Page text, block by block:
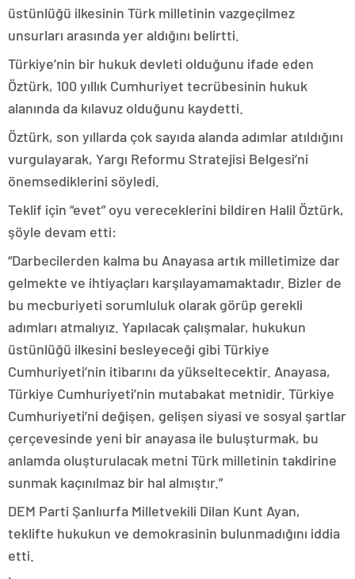
üstünlüğü ilkesinin Türk milletinin vazgeçilmez
unsurları arasında yer aldığını belirtti.
Türkiye’nin bir hukuk devleti olduğunu ifade eden
Öztürk, 100 yıllık Cumhuriyet tecrübesinin hukuk
alanında da kılavuz olduğunu kaydetti.
Öztürk, son yıllarda çok sayıda alanda adımlar atıldığını
vurgulayarak, Yargı Reformu Stratejisi Belgesi’ni
önemsediklerini söyledi.
Teklif için “evet” oyu vereceklerini bildiren Halil Öztürk,
şöyle devam etti:
“Darbecilerden kalma bu Anayasa artık milletimize dar
gelmekte ve ihtiyaçları karşılayamamaktadır. Bizler de
bu mecburiyeti sorumluluk olarak görüp gerekli
adımları atmalıyız. Yapılacak çalışmalar, hukukun
üstünlüğü ilkesini besleyeceği gibi Türkiye
Cumhuriyeti’nin itibarını da yükseltecektir. Anayasa,
Türkiye Cumhuriyeti’nin mutabakat metnidir. Türkiye
Cumhuriyeti’ni değişen, gelişen siyasi ve sosyal şartlar
çerçevesinde yeni bir anayasa ile buluşturmak, bu
anlamda oluşturulacak metni Türk milletinin takdirine
sunmak kaçınılmaz bir hal almıştır.”
DEM Parti Şanlıurfa Milletvekili Dilan Kunt Ayan,
teklifte hukukun ve demokrasinin bulunmadığını iddia
etti.